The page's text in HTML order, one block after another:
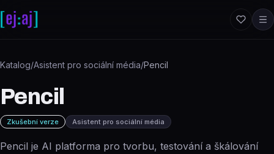
Katalog/Asistent pro sociální média/Pencil
Pencil
Zkušební verze Asistent pro sociální média
Pencil je AI platforma pro tvorbu, testování a škálování